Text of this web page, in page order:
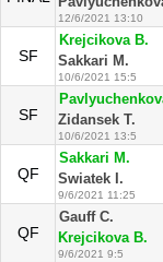
12/6/2021 13:10
SF
Krejcikova B.
Sakkari M.
10/6/2021 15:5
SF
Zidansek T.
10/6/2021 13:5
QF
Sakkari M.
Swiatek I.
9/6/2021 11:25
QF
Gauff C.
Krejcikova B.
9/6/2021 9:5